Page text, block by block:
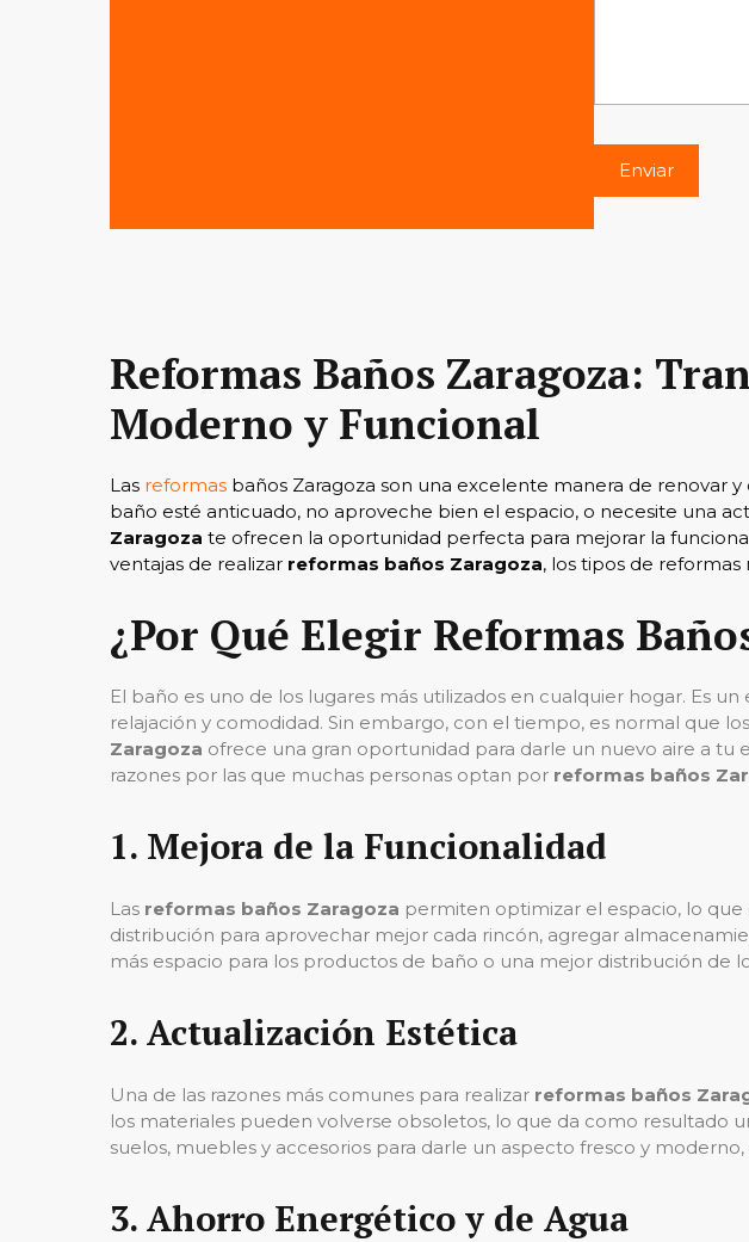
Reformas Baños Zaragoza:
Moderno y Funcional
Las reformas baños Zaragoza son una excelente manera de renovar
baño esté anticuado, no aproveche bien el espacio, o necesite una
Zaragoza te ofrecen la oportunidad perfecta para mejorar la
ventajas de realizar reformas baños Zaragoza, los tipos de
¿Por Qué Elegir Reformas
El baño es uno de los lugares más utilizados en cualquier hogar. Es
relajación y comodidad. Sin embargo, con el tiempo, es normal que
Zaragoza ofrece una gran oportunidad para darle un nuevo aire a tu
razones por las que muchas personas optan por reformas baños
1. Mejora de la Funcionalidad
Las reformas baños Zaragoza permiten optimizar el espacio, lo
distribución para aprovechar mejor cada rincón, agregar
más espacio para los productos de baño o una mejor distribución de
2. Actualización Estética
Una de las razones más comunes para realizar reformas baños
los materiales pueden volverse obsoletos, lo que da como resultado
suelos, muebles y accesorios para darle un aspecto fresco y
3. Ahorro Energético y de Agua